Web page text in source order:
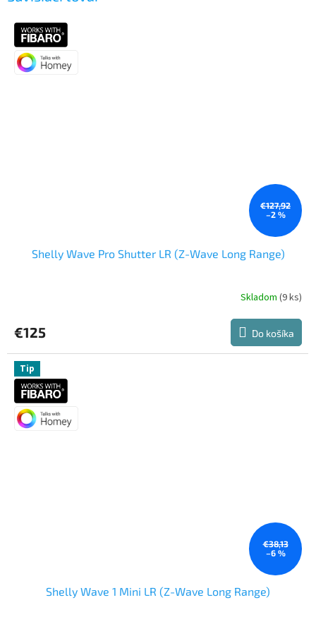
€127,92
–2 %
Shelly Wave Pro Shutter LR (Z-Wave Long Range)
Skladom (9 ks)
€125 Do košíka
Tip
€38,13
–6 %
Shelly Wave 1 Mini LR (Z-Wave Long Range)